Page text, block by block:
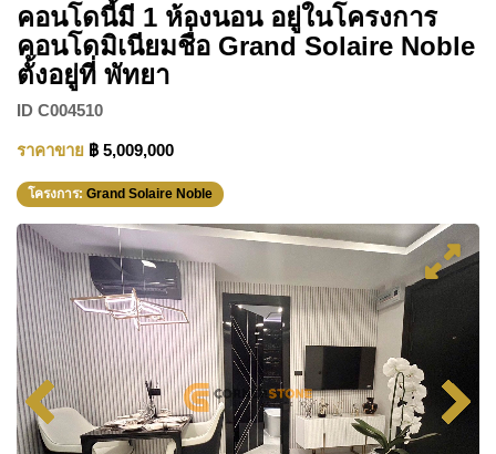
คอนโดนี้มี 1 ห้องนอน อยู่ในโครงการ
คอนโดมิเนียมชื่อ Grand Solaire Noble
ตั้งอยู่ที่ พัทยา
ID C004510
ราคาขาย ฿ 5,009,000
โครงการ: Grand Solaire Noble